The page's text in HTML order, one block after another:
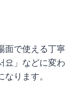
面で使える丁寧
요」などに変わ
ります。